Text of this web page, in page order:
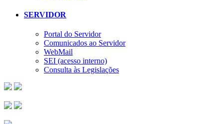
SERVIDOR
Portal do Servidor
Comunicados ao Servidor
WebMail
SEI (acesso interno)
Consulta às Legislações